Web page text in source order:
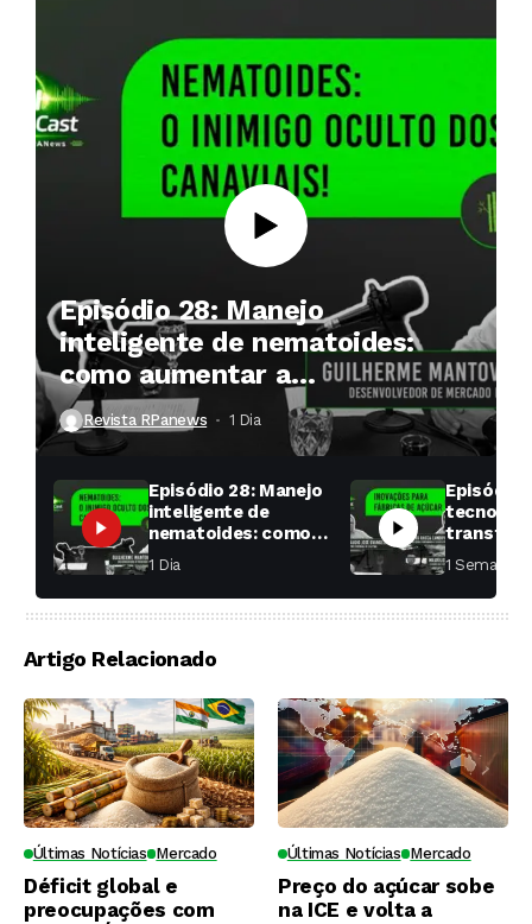
Episódio 28: Manejo
inteligente de nematoides:
como aumentar a
produtividade das soqueiras?
Revista RPanews 1 Dia ⁮
Episódio 28: Manejo
inteligente de
nematoides: como
aumentar a
produtividade das
soqueiras?
1 Dia ⁮
Episódio
fábricas
1 Semana ⁮
Artigo Relacionado
Últimas Notícias Mercado
Déficit global e
preocupações com
Últimas Notícias Mercado
Preço do açúcar sobe
na ICE e volta a